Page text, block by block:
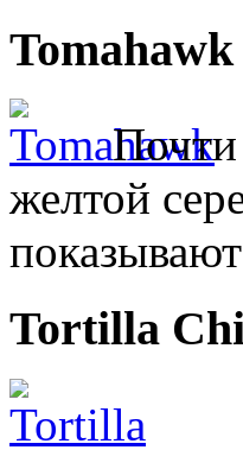
Почти
желтой
Tortilla